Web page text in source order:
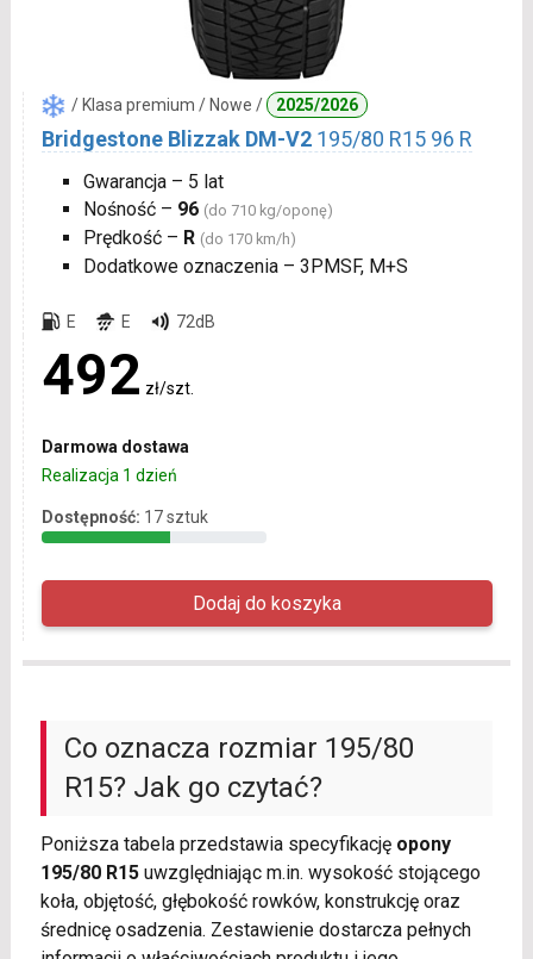
/ Klasa premium / Nowe / 2025/2026
Bridgestone Blizzak DM-V2 195/80 R15 96 R
Gwarancja – 5 lat
Nośność – 96 (do 710 kg/oponę)
Prędkość – R (do 170 km/h)
Dodatkowe oznaczenia – 3PMSF, M+S
E E 72dB
492 zł/szt.
Darmowa dostawa
Realizacja 1 dzień
Dostępność: 17 sztuk
Co oznacza rozmiar 195/80
R15? Jak go czytać?
Poniższa tabela przedstawia specyfikację opony
195/80 R15uwzględniając m.in. wysokość stojącego
koła, objętość, głębokość rowków, konstrukcję oraz
średnicę osadzenia. Zestawienie dostarcza pełnych